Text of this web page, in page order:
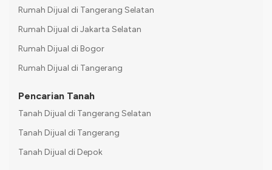
Rumah Dijual di Tangerang Selatan
Rumah Dijual di Jakarta Selatan
Rumah Dijual di Bogor
Rumah Dijual di Tangerang
Pencarian Tanah
Tanah Dijual di Tangerang Selatan
Tanah Dijual di Tangerang
Tanah Dijual di Depok